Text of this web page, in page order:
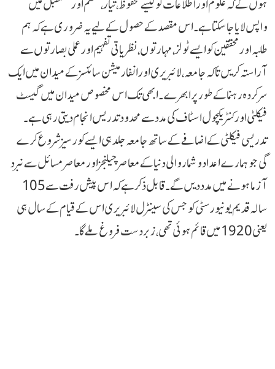
ہوں گے کہ علوم اور اطلاعات کو کیسے محفوظ، تیار، منظم اور مستقبل میں
واپس لایا جا سکتا ہے۔ اس مقصد کے حصول کے لیے یہ ضروری ہے کہ ہم
طلبہ اور محققین کو ایسے ٹولز، مہارتوں، نظریاتی تفہیم اور عملی بصارتوں سے
آراستہ کریں تاکہ جامعہ، لائبریری اور انفارمیشن سائنسز کے میدان میں ایک
سرکردہ رہنما کے طور پر ابھرے۔ ابھی تک اس مخصوص میدان میں گیسٹ
فیکلٹی اور کنٹریکچول اسٹاف کی مدد سے محدود تدریس انجام دیتی رہی ہے۔
تدریسی فیکلٹی کے اضافے کے ساتھ جامعہ جلد ہی ایسے کورسیز شروع کرے
گی جو ہمارے اعداد و شمار والی دنیا کے معاصر چیلنجز اور معاصر مسائل سے نبرد
آزما ہونے میں مدد دیں گے۔ قابل ذکر ہے کہ اس پیش رفت سے105
سالہ قدیم یونیورسٹی کو جس کی سینٹرل لائبریری اس کے قیام کے سال ہی
یعنی 1920 میں قائم ہوئی تھی، زبردست فروغ ملے گا۔